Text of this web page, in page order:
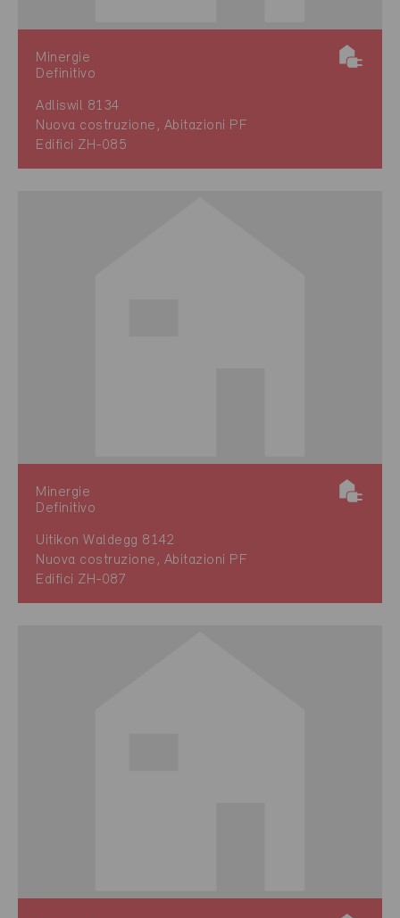
Minergie
Definitivo
Adliswil 8134
Nuova costruzione, Abitazioni PF
Edifici ZH-085
Minergie
Definitivo
Uitikon Waldegg 8142
Nuova costruzione, Abitazioni PF
Edifici ZH-087